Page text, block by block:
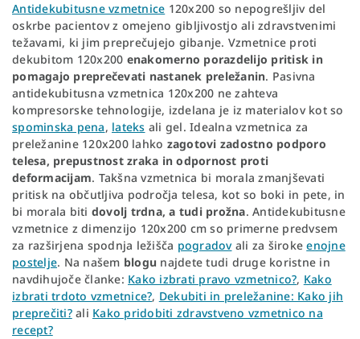
Antidekubitusne vzmetnice 120x200 so nepogrešljiv del
oskrbe pacientov z omejeno gibljivostjo ali zdravstvenimi
težavami, ki jim preprečujejo gibanje. Vzmetnice proti
dekubitom 120x200 enakomerno porazdelijo pritisk in
pomagajo preprečevati nastanek preležanin. Pasivna
antidekubitusna vzmetnica 120x200 ne zahteva
kompresorske tehnologije, izdelana je iz materialov kot so
spominska pena, lateks ali gel. Idealna vzmetnica za
preležanine 120x200 lahko zagotovi zadostno podporo
telesa, prepustnost zraka in odpornost proti
deformacijam. Takšna vzmetnica bi morala zmanjševati
pritisk na občutljiva področja telesa, kot so boki in pete, in
bi morala biti dovolj trdna, a tudi prožna. Antidekubitusne
vzmetnice z dimenzijo 120x200 cm so primerne predvsem
za razširjena spodnja ležišča pogradovali za širokeenojne
postelje. Na našem blogu najdete tudi druge koristne in
navdihujoče članke: Kako izbrati pravo vzmetnico?, Kako
izbrati trdoto vzmetnice?, Dekubiti in preležanine: Kako jih
preprečiti?ali Kako pridobiti zdravstveno vzmetnico na
recept?